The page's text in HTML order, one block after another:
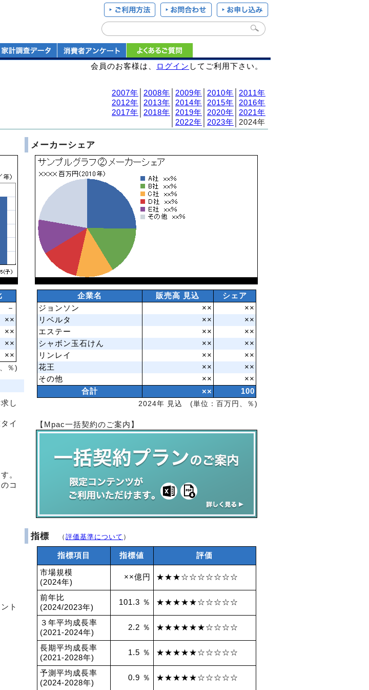
会員のお客様は、 ログイン してご利用下さい。
2007年 2008年 2009年 2010年
2011年
2012年
2013年 2014年 2015年
2016年
2017年
2018年 2019年 2020年
2021年
2022年 2023年 │2024年
－
××
××
××
××
％)
し
イ
。
コ
メーカーシェア
企業名 販売高 見込
シェア
ジョンソン
××
××
リベルタ
××
××
エステー
××
××
シャボン玉石けん
××
××
リンレイ
××
××
花王
××
××
その他
××
××
合計
××
100
2024年 見込 (単位：百万円、％)
【Mpac一括契約のご案内】
ト
指標 （ 評価基準について ）
指標項目 指標値 評価
市場規模
(2024年)
××億円 ★★★☆☆☆☆☆☆☆
前年比
(2024/2023年)
101.3 ％ ★★★★★☆☆☆☆☆
３年平均成長率
(2021-2024年)
2.2 ％ ★★★★★★☆☆☆☆
長期平均成長率
(2021-2028年)
1.5 ％ ★★★★★☆☆☆☆☆
予測平均成長率
(2024-2028年)
0.9 ％ ★★★★★☆☆☆☆☆